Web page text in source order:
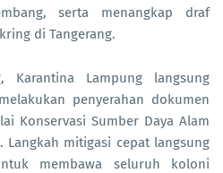
serta menangkap draf
di Tangerang.
Karantina Lampung langsung
penyerahan dokumen
Konservasi Sumber Daya Alam
Langkah mitigasi cepat langsung
membawa seluruh koloni